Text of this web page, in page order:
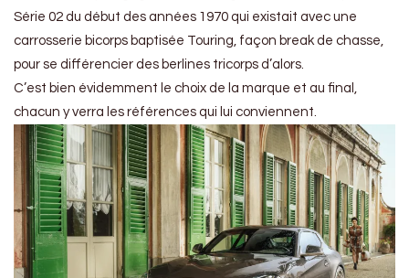
Série 02 du début des années 1970 qui existait avec une
carrosserie bicorps baptisée Touring, façon break de chasse,
pour se différencier des berlines tricorps d’alors.
C’est bien évidemment le choix de la marque et au final,
chacun y verra les références qui lui conviennent.